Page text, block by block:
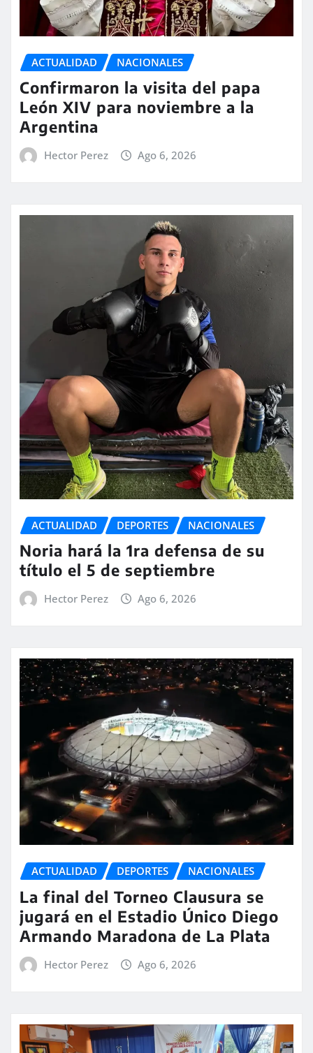
ACTUALIDAD NACIONALES
Confirmaron la visita del papa
León XIV para noviembre a la
Argentina
Hector Perez Ago 6, 2026
ACTUALIDAD DEPORTES NACIONALES
Noria hará la 1ra defensa de su
título el 5 de septiembre
Hector Perez Ago 6, 2026
ACTUALIDAD DEPORTES NACIONALES
La final del Torneo Clausura se
jugará en el Estadio Único Diego
Armando Maradona de La Plata
Hector Perez Ago 6, 2026